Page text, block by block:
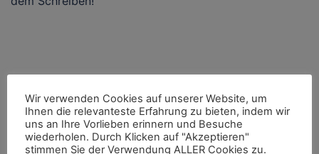
Wir verwenden Cookies auf unserer Website, um
Ihnen die relevanteste Erfahrung zu bieten, indem wir
uns an Ihre Vorlieben erinnern und Besuche
wiederholen. Durch Klicken auf "Akzeptieren"
stimmen Sie der Verwendung ALLER Cookies zu.